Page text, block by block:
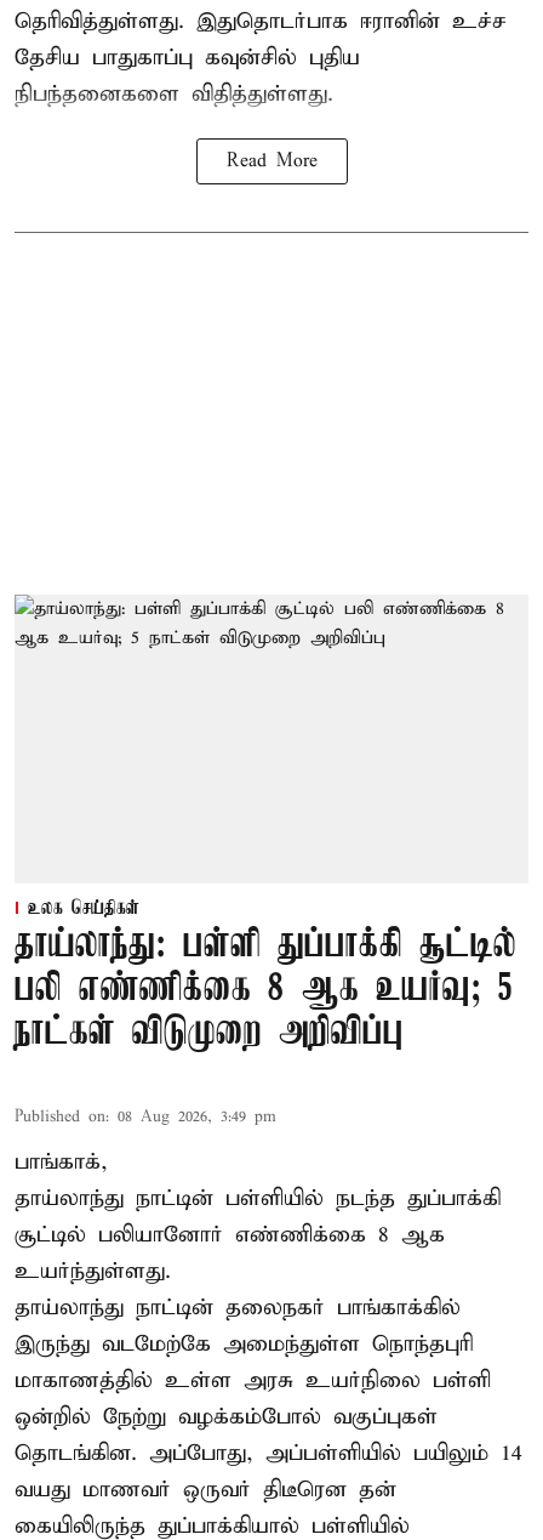
தெரிவித்துள்ளது. இதுதொடர்பாக ஈரானின் உச்ச
தேசிய பாதுகாப்பு கவுன்சில் புதிய
நிபந்தனைகளை விதித்துள்ளது.
Read More
உலக செய்திகள்
தாய்லாந்து: பள்ளி துப்பாக்கி சூட்டில்
பலி எண்ணிக்கை 8 ஆக உயர்வு; 5
நாட்கள் விடுமுறை அறிவிப்பு
Published on: 08 Aug 2026, 3:49 pm
பாங்காக்,
தாய்லாந்து நாட்டின் பள்ளியில் நடந்த துப்பாக்கி
சூட்டில் பலியானோர் எண்ணிக்கை 8 ஆக
உயர்ந்துள்ளது.
தாய்லாந்து நாட்டின் தலைநகர் பாங்காக்கில்
இருந்து வடமேற்கே அமைந்துள்ள நொந்தபுரி
மாகாணத்தில் உள்ள அரசு உயர்நிலை பள்ளி
ஒன்றில் நேற்று வழக்கம்போல் வகுப்புகள்
தொடங்கின. அப்போது, அப்பள்ளியில் பயிலும் 14
வயது மாணவர் ஒருவர் திடீரென தன்
கையிலிருந்த துப்பாக்கியால் பள்ளியில்